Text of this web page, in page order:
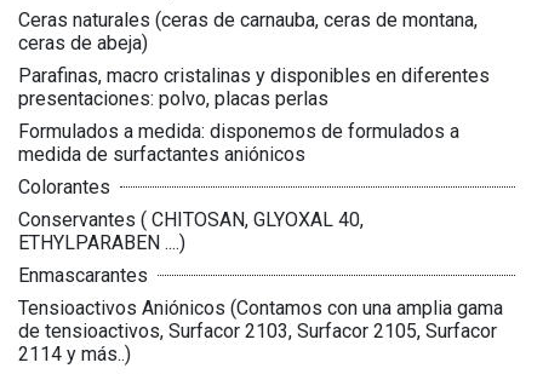
Ceras naturales (ceras de carnauba, ceras de montana,
ceras de abeja)
Parafinas, macro cristalinas y disponibles en diferentes
presentaciones: polvo, placas perlas
Formulados a medida: disponemos de formulados a
medida de surfactantes aniónicos
Colorantes
Conservantes ( CHITOSAN, GLYOXAL 40,
ETHYLPARABEN ....)
Enmascarantes
Tensioactivos Aniónicos (Contamos con una amplia gama
de tensioactivos, Surfacor 2103, Surfacor 2105, Surfacor
2114 y más..)